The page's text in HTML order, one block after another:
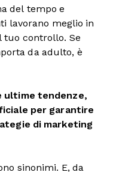
del tempo e
lavorano meglio in
tuo controllo. Se
da adulto, è
ultime tendenze,
per garantire
di marketing
sinonimi. E, da